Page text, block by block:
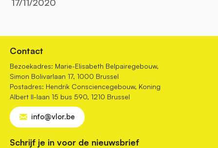
17/11/2020
Contact
Bezoekadres: Marie-Elisabeth Belpairegebouw,
Simon Bolivarlaan 17, 1000 Brussel
Postadres: Hendrik Consciencegebouw, Koning
Albert II-laan 15 bus 590, 1210 Brussel
info@vlor.be
Schrijf je in voor de nieuwsbrief